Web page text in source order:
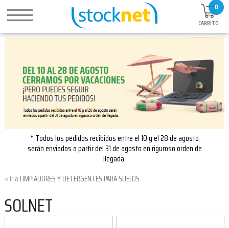
0
CARRITO
* Todos los pedidos recibidos entre el 10 y el 28 de agosto
serán enviados a partir del 31 de agosto en riguroso orden de
llegada.
LIMPIADORES Y DETERGENTES PARA SUELOS
SOLNET